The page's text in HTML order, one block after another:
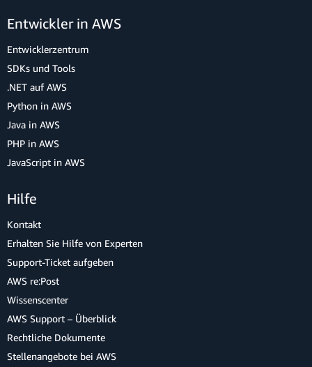
Entwickler in AWS
Entwicklerzentrum
SDKs und Tools
.NET auf AWS
Python in AWS
Java in AWS
PHP in AWS
JavaScript in AWS
Hilfe
Kontakt
Erhalten Sie Hilfe von Experten
Support-Ticket aufgeben
AWS re:Post
Wissenscenter
AWS Support – Überblick
Rechtliche Dokumente
Stellenangebote bei AWS